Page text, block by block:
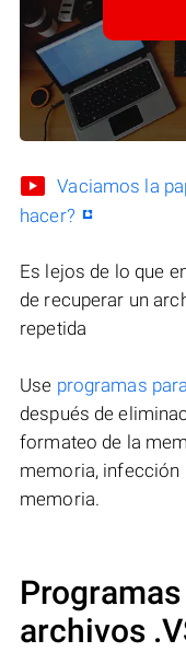
Vaciamos la
hacer?
Es lejos de lo que
de recuperar un
repetida
Use programas
después de
formateo de la
memoria, infección
memoria.
archivos